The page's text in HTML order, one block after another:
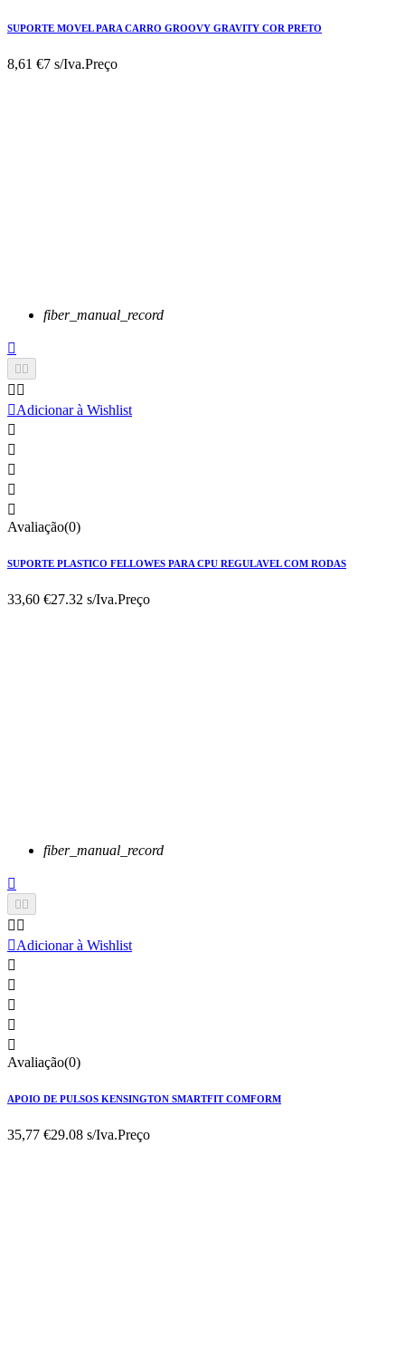
SUPORTE MOVEL PARA CARRO GROOVY GRAVITY COR PRETO
8,61 €7 s/Iva.Preço
fiber_manual_record

 
 
Adicionar à Wishlist





Avaliação(0)
SUPORTE PLASTICO FELLOWES PARA CPU REGULAVEL COM RODAS
33,60 €27.32 s/Iva.Preço
fiber_manual_record


 
Adicionar à Wishlist





Avaliação(0)
APOIO DE PULSOS KENSINGTON SMARTFIT COMFORM
35,77 €29.08 s/Iva.Preço